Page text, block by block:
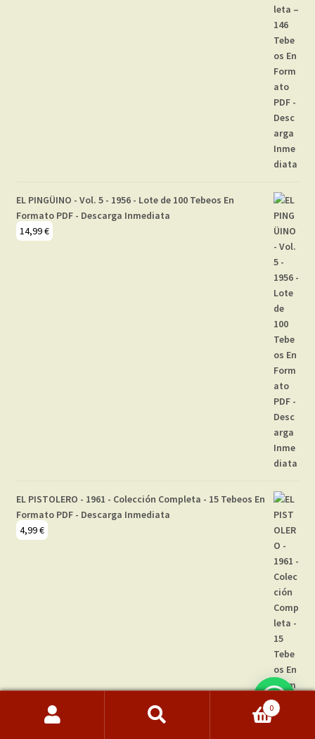
EL PINGÜINO - Vol. 5 - 1956 - Lote de 100 Tebeos En
Formato PDF - Descarga Inmediata
14,99€
EL PISTOLERO - 1961 - Colección Completa - 15 Tebeos En
Formato PDF - Descarga Inmediata
4,99€
0